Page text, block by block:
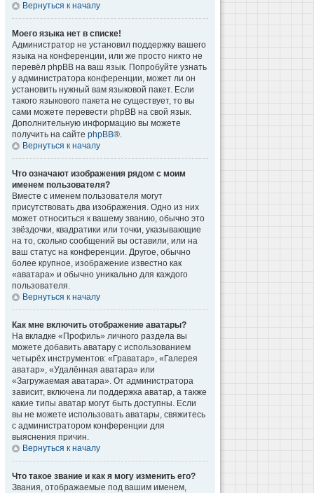
Вернуться к началу
Моего языка нет в списке!
Администратор не установил поддержку вашего
языка на конференции, или же просто никто не
перевёл phpBB на ваш язык. Попробуйте узнать
у администратора конференции, может ли он
установить нужный вам языковой пакет. Если
такого языкового пакета не существует, то вы
сами можете перевести phpBB на свой язык.
Дополнительную информацию вы можете
получить на сайте phpBB®.
Вернуться к началу
Что означают изображения рядом с моим
именем пользователя?
Вместе с именем пользователя могут
присутствовать два изображения. Одно из них
может относиться к вашему званию, обычно это
звёздочки, квадратики или точки, указывающие
на то, сколько сообщений вы оставили, или на
ваш статус на конференции. Другое, обычно
более крупное, изображение известно как
«аватара» и обычно уникально для каждого
пользователя.
Вернуться к началу
Как мне включить отображение аватары?
На вкладке «Профиль» личного раздела вы
можете добавить аватару с использованием
четырёх инструментов: «Граватар», «Галерея
аватар», «Удалённая аватара» или
«Загружаемая аватара». От администратора
зависит, включена ли поддержка аватар, а также
какие типы аватар могут быть доступны. Если
вы не можете использовать аватары, свяжитесь
с администратором конференции для
выяснения причин.
Вернуться к началу
Что такое звание и как я могу изменить его?
Звания, отображаемые под вашим именем,